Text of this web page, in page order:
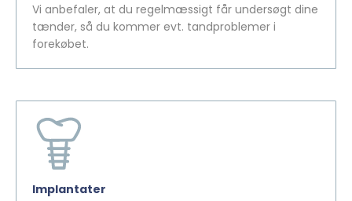
Vi anbefaler, at du regelmæssigt får undersøgt dine
tænder, så du kommer evt. tandproblemer i
forekøbet.
Implantater